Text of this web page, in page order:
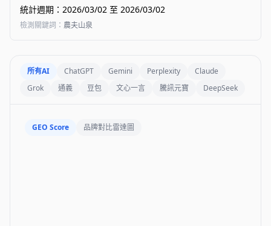
統計週期 ： 2026/03/02 至 2026/03/02
檢測關鍵詞 ： 農夫山泉
所有AI ChatGPT Gemini Perplexity
Claude
Grok
通義 豆包 文心一言 騰訊元寶 DeepSeek
GEO Score 品牌對比雷達圖